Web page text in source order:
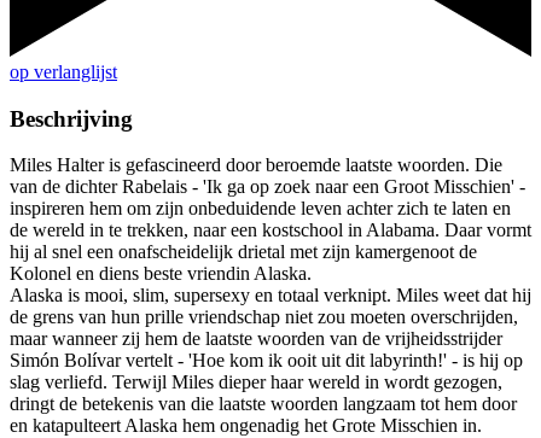
op verlanglijst
Beschrijving
Miles Halter is gefascineerd door beroemde laatste woorden. Die
van de dichter Rabelais - 'Ik ga op zoek naar een Groot Misschien' -
inspireren hem om zijn onbeduidende leven achter zich te laten en
de wereld in te trekken, naar een kostschool in Alabama. Daar vormt
hij al snel een onafscheidelijk drietal met zijn kamergenoot de
Kolonel en diens beste vriendin Alaska.
Alaska is mooi, slim, supersexy en totaal verknipt. Miles weet dat hij
de grens van hun prille vriendschap niet zou moeten overschrijden,
maar wanneer zij hem de laatste woorden van de vrijheidsstrijder
Simón Bolívar vertelt - 'Hoe kom ik ooit uit dit labyrinth!' - is hij op
slag verliefd. Terwijl Miles dieper haar wereld in wordt gezogen,
dringt de betekenis van die laatste woorden langzaam tot hem door
en katapulteert Alaska hem ongenadig het Grote Misschien in.